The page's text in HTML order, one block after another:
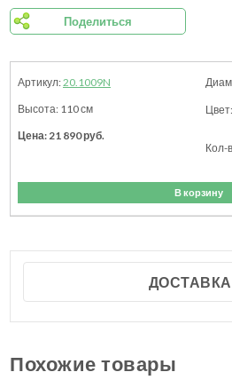
Поделиться
20.1009N
110см
21 890руб.
В корзину
ДОСТАВКА
Похожие товары